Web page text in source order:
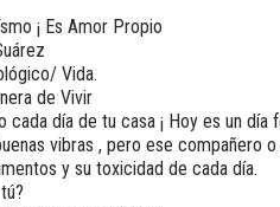
¡ Es Amor Propio
Vida.
de Vivir
cada día de tu casa ¡ Hoy es un
vibras , pero ese compañero
y su toxicidad de cada día.